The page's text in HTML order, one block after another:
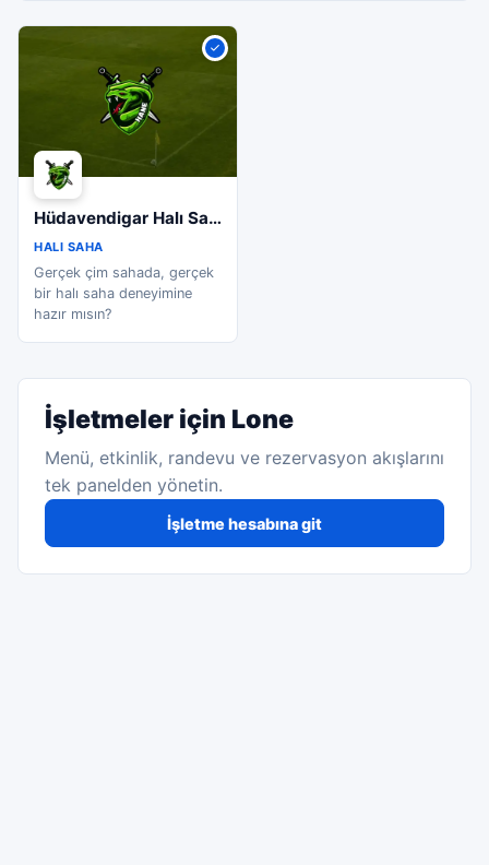
Hüdavendigar Halı Saha
HALI SAHA
Gerçek çim sahada, gerçek
bir halı saha deneyimine
hazır mısın?
İşletmeler için Lone
Menü, etkinlik, randevu ve rezervasyon akışlarını
tek panelden yönetin.
İşletme hesabına git